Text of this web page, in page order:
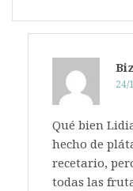
24/
Qué bien
hecho de
recetario,
todas las